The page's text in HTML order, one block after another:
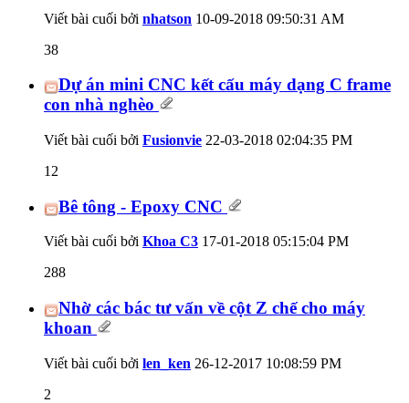
Viết bài cuối bởi nhatson 10-09-2018 09:50:31 AM
38
Dự án mini CNC kết cấu máy dạng C frame
con nhà nghèo
Viết bài cuối bởi Fusionvie 22-03-2018 02:04:35 PM
12
Bê tông - Epoxy CNC
Viết bài cuối bởi Khoa C3 17-01-2018 05:15:04 PM
288
Nhờ các bác tư vấn về cột Z chế cho máy
khoan
Viết bài cuối bởi len_ken 26-12-2017 10:08:59 PM
2